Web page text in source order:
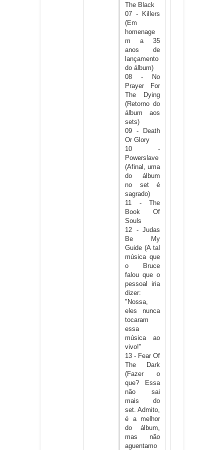
The Black
07 - Killers
(Em
homenage
m a 35
anos de
lançamento
do álbum)
08 - No
Prayer For
The Dying
(Retorno do
álbum aos
sets)
09 - Death
Or Glory
10 -
Powerslave
(Afinal, uma
do álbum
no set é
sagrado)
11 - The
Book Of
Souls
12 - Judas
Be My
Guide (A tal
música que
o Bruce
falou que o
pessoal iria
dizer:
"Nossa,
eles nunca
tocaram
essa
música ao
vivo!"
13 - Fear Of
The Dark
(Fazer o
que? Essa
não sai
mais do
set. Admito,
é a melhor
do álbum,
mas não
aguentamo